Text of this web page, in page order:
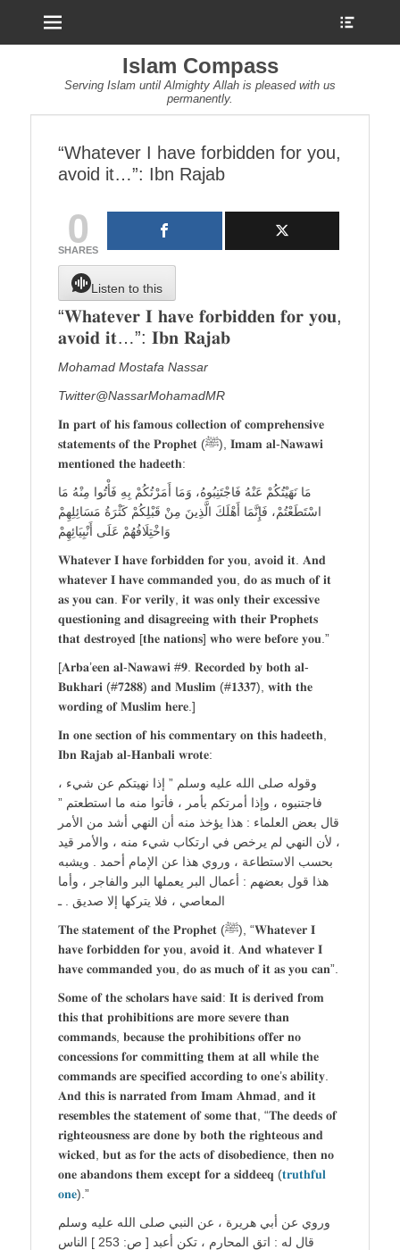
Islam Compass
Serving Islam until Almighty Allah is pleased with us
permanently.
“Whatever I have forbidden for you,
avoid it…”: Ibn Rajab
0
SHARES
Listen to this
“𝐖𝐡𝐚𝐭𝐞𝐯𝐞𝐫 𝐈 𝐡𝐚𝐯𝐞 𝐟𝐨𝐫𝐛𝐢𝐝𝐝𝐞𝐧 𝐟𝐨𝐫 𝐲𝐨𝐮,
𝐚𝐯𝐨𝐢𝐝 𝐢𝐭…”: 𝐈𝐛𝐧 𝐑𝐚𝐣𝐚𝐛
Mohamad Mostafa Nassar
Twitter@NassarMohamadMR
𝐈𝐧 𝐩𝐚𝐫𝐭 𝐨𝐟 𝐡𝐢𝐬 𝐟𝐚𝐦𝐨𝐮𝐬 𝐜𝐨𝐥𝐥𝐞𝐜𝐭𝐢𝐨𝐧 𝐨𝐟 𝐜𝐨𝐦𝐩𝐫𝐞𝐡𝐞𝐧𝐬𝐢𝐯𝐞
𝐬𝐭𝐚𝐭𝐞𝐦𝐞𝐧𝐭𝐬 𝐨𝐟 𝐭𝐡𝐞 𝐏𝐫𝐨𝐩𝐡𝐞𝐭 (ﷺ), 𝐈𝐦𝐚𝐦 𝐚𝐥-𝐍𝐚𝐰𝐚𝐰𝐢
𝐦𝐞𝐧𝐭𝐢𝐨𝐧𝐞𝐝 𝐭𝐡𝐞 𝐡𝐚𝐝𝐞𝐞𝐭𝐡:
مَا نَهَيْتُكُمْ عَنْهُ فَاجْتَنِبُوهُ، وَمَا أَمَرْتُكُمْ بِهِ فَأْتُوا مِنْهُ مَا
اسْتَطَعْتُمْ، فَإِنَّمَا أَهْلَكَ الَّذِينَ مِنْ قَبْلِكُمْ كَثْرَةُ مَسَائِلِهِمْ
وَاخْتِلَافُهُمْ عَلَى أَنْبِيَائِهِمْ
𝐖𝐡𝐚𝐭𝐞𝐯𝐞𝐫 𝐈 𝐡𝐚𝐯𝐞 𝐟𝐨𝐫𝐛𝐢𝐝𝐝𝐞𝐧 𝐟𝐨𝐫 𝐲𝐨𝐮, 𝐚𝐯𝐨𝐢𝐝 𝐢𝐭. 𝐀𝐧𝐝
𝐰𝐡𝐚𝐭𝐞𝐯𝐞𝐫 𝐈 𝐡𝐚𝐯𝐞 𝐜𝐨𝐦𝐦𝐚𝐧𝐝𝐞𝐝 𝐲𝐨𝐮, 𝐝𝐨 𝐚𝐬 𝐦𝐮𝐜𝐡 𝐨𝐟 𝐢𝐭
𝐚𝐬 𝐲𝐨𝐮 𝐜𝐚𝐧. 𝐅𝐨𝐫 𝐯𝐞𝐫𝐢𝐥𝐲, 𝐢𝐭 𝐰𝐚𝐬 𝐨𝐧𝐥𝐲 𝐭𝐡𝐞𝐢𝐫 𝐞𝐱𝐜𝐞𝐬𝐬𝐢𝐯𝐞
𝐪𝐮𝐞𝐬𝐭𝐢𝐨𝐧𝐢𝐧𝐠 𝐚𝐧𝐝 𝐝𝐢𝐬𝐚𝐠𝐫𝐞𝐞𝐢𝐧𝐠 𝐰𝐢𝐭𝐡 𝐭𝐡𝐞𝐢𝐫 𝐏𝐫𝐨𝐩𝐡𝐞𝐭𝐬
𝐭𝐡𝐚𝐭 𝐝𝐞𝐬𝐭𝐫𝐨𝐲𝐞𝐝 [𝐭𝐡𝐞 𝐧𝐚𝐭𝐢𝐨𝐧𝐬] 𝐰𝐡𝐨 𝐰𝐞𝐫𝐞 𝐛𝐞𝐟𝐨𝐫𝐞 𝐲𝐨𝐮.”
[𝐀𝐫𝐛𝐚’𝐞𝐞𝐧 𝐚𝐥-𝐍𝐚𝐰𝐚𝐰𝐢 #𝟗. 𝐑𝐞𝐜𝐨𝐫𝐝𝐞𝐝 𝐛𝐲 𝐛𝐨𝐭𝐡 𝐚𝐥-
𝐁𝐮𝐤𝐡𝐚𝐫𝐢 (#𝟕𝟐𝟖𝟖) 𝐚𝐧𝐝 𝐌𝐮𝐬𝐥𝐢𝐦 (#𝟏𝟑𝟑𝟕), 𝐰𝐢𝐭𝐡 𝐭𝐡𝐞
𝐰𝐨𝐫𝐝𝐢𝐧𝐠 𝐨𝐟 𝐌𝐮𝐬𝐥𝐢𝐦 𝐡𝐞𝐫𝐞.]
𝐈𝐧 𝐨𝐧𝐞 𝐬𝐞𝐜𝐭𝐢𝐨𝐧 𝐨𝐟 𝐡𝐢𝐬 𝐜𝐨𝐦𝐦𝐞𝐧𝐭𝐚𝐫𝐲 𝐨𝐧 𝐭𝐡𝐢𝐬 𝐡𝐚𝐝𝐞𝐞𝐭𝐡,
𝐈𝐛𝐧 𝐑𝐚𝐣𝐚𝐛 𝐚𝐥-𝐇𝐚𝐧𝐛𝐚𝐥𝐢 𝐰𝐫𝐨𝐭𝐞:
وقوله صلى الله عليه وسلم ” إذا نهيتكم عن شيء ،
فاجتنبوه ، وإذا أمرتكم بأمر ، فأتوا منه ما استطعتم ”
قال بعض العلماء : هذا يؤخذ منه أن النهي أشد من الأمر
، لأن النهي لم يرخص في ارتكاب شيء منه ، والأمر قيد
بحسب الاستطاعة ، وروي هذا عن الإمام أحمد . ويشبه
هذا قول بعضهم : أعمال البر يعملها البر والفاجر ، وأما
المعاصي ، فلا يتركها إلا صديق . ـ
𝐓𝐡𝐞 𝐬𝐭𝐚𝐭𝐞𝐦𝐞𝐧𝐭 𝐨𝐟 𝐭𝐡𝐞 𝐏𝐫𝐨𝐩𝐡𝐞𝐭 (ﷺ), “𝐖𝐡𝐚𝐭𝐞𝐯𝐞𝐫 𝐈
𝐡𝐚𝐯𝐞 𝐟𝐨𝐫𝐛𝐢𝐝𝐝𝐞𝐧 𝐟𝐨𝐫 𝐲𝐨𝐮, 𝐚𝐯𝐨𝐢𝐝 𝐢𝐭. 𝐀𝐧𝐝 𝐰𝐡𝐚𝐭𝐞𝐯𝐞𝐫 𝐈
𝐡𝐚𝐯𝐞 𝐜𝐨𝐦𝐦𝐚𝐧𝐝𝐞𝐝 𝐲𝐨𝐮, 𝐝𝐨 𝐚𝐬 𝐦𝐮𝐜𝐡 𝐨𝐟 𝐢𝐭 𝐚𝐬 𝐲𝐨𝐮 𝐜𝐚𝐧”.
𝐒𝐨𝐦𝐞 𝐨𝐟 𝐭𝐡𝐞 𝐬𝐜𝐡𝐨𝐥𝐚𝐫𝐬 𝐡𝐚𝐯𝐞 𝐬𝐚𝐢𝐝: 𝐈𝐭 𝐢𝐬 𝐝𝐞𝐫𝐢𝐯𝐞𝐝 𝐟𝐫𝐨𝐦
𝐭𝐡𝐢𝐬 𝐭𝐡𝐚𝐭 𝐩𝐫𝐨𝐡𝐢𝐛𝐢𝐭𝐢𝐨𝐧𝐬 𝐚𝐫𝐞 𝐦𝐨𝐫𝐞 𝐬𝐞𝐯𝐞𝐫𝐞 𝐭𝐡𝐚𝐧
𝐜𝐨𝐦𝐦𝐚𝐧𝐝𝐬, 𝐛𝐞𝐜𝐚𝐮𝐬𝐞 𝐭𝐡𝐞 𝐩𝐫𝐨𝐡𝐢𝐛𝐢𝐭𝐢𝐨𝐧𝐬 𝐨𝐟𝐟𝐞𝐫 𝐧𝐨
𝐜𝐨𝐧𝐜𝐞𝐬𝐬𝐢𝐨𝐧𝐬 𝐟𝐨𝐫 𝐜𝐨𝐦𝐦𝐢𝐭𝐭𝐢𝐧𝐠 𝐭𝐡𝐞𝐦 𝐚𝐭 𝐚𝐥𝐥 𝐰𝐡𝐢𝐥𝐞 𝐭𝐡𝐞
𝐜𝐨𝐦𝐦𝐚𝐧𝐝𝐬 𝐚𝐫𝐞 𝐬𝐩𝐞𝐜𝐢𝐟𝐢𝐞𝐝 𝐚𝐜𝐜𝐨𝐫𝐝𝐢𝐧𝐠 𝐭𝐨 𝐨𝐧𝐞’𝐬 𝐚𝐛𝐢𝐥𝐢𝐭𝐲.
𝐀𝐧𝐝 𝐭𝐡𝐢𝐬 𝐢𝐬 𝐧𝐚𝐫𝐫𝐚𝐭𝐞𝐝 𝐟𝐫𝐨𝐦 𝐈𝐦𝐚𝐦 𝐀𝐡𝐦𝐚𝐝, 𝐚𝐧𝐝 𝐢𝐭
𝐫𝐞𝐬𝐞𝐦𝐛𝐥𝐞𝐬 𝐭𝐡𝐞 𝐬𝐭𝐚𝐭𝐞𝐦𝐞𝐧𝐭 𝐨𝐟 𝐬𝐨𝐦𝐞 𝐭𝐡𝐚𝐭, “𝐓𝐡𝐞 𝐝𝐞𝐞𝐝𝐬 𝐨𝐟
𝐫𝐢𝐠𝐡𝐭𝐞𝐨𝐮𝐬𝐧𝐞𝐬𝐬 𝐚𝐫𝐞 𝐝𝐨𝐧𝐞 𝐛𝐲 𝐛𝐨𝐭𝐡 𝐭𝐡𝐞 𝐫𝐢𝐠𝐡𝐭𝐞𝐨𝐮𝐬 𝐚𝐧𝐝
𝐰𝐢𝐜𝐤𝐞𝐝, 𝐛𝐮𝐭 𝐚𝐬 𝐟𝐨𝐫 𝐭𝐡𝐞 𝐚𝐜𝐭𝐬 𝐨𝐟 𝐝𝐢𝐬𝐨𝐛𝐞𝐝𝐢𝐞𝐧𝐜𝐞, 𝐭𝐡𝐞𝐧 𝐧𝐨
𝐨𝐧𝐞 𝐚𝐛𝐚𝐧𝐝𝐨𝐧𝐬 𝐭𝐡𝐞𝐦 𝐞𝐱𝐜𝐞𝐩𝐭 𝐟𝐨𝐫 𝐚 𝐬𝐢𝐝𝐝𝐞𝐞𝐪 (𝐭𝐫𝐮𝐭𝐡𝐟𝐮𝐥
𝐨𝐧𝐞).”
وروي عن أبي هريرة ، عن النبي صلى الله عليه وسلم
قال له : اتق المحارم ، تكن أعبد [ ص: 253 ] الناس